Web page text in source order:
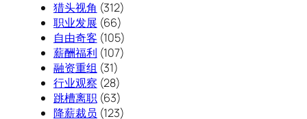
猎头视角 (312)
职业发展 (66)
自由奇客 (105)
薪酬福利 (107)
融资重组 (31)
行业观察 (28)
跳槽离职(63)
降薪裁员 (123)